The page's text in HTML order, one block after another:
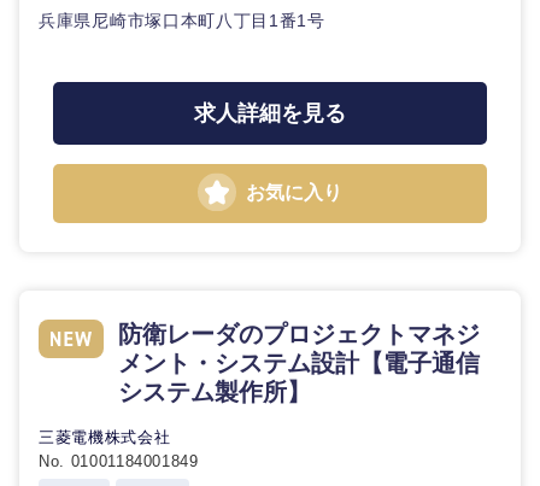
大阪府 兵庫県
兵庫県尼崎市塚口本町八丁目1番1号
求人詳細を見る
お気に入り
防衛レーダのプロジェクトマネジ
メント・システム設計【電子通信
システム製作所】
三菱電機株式会社
No. 01001184001849